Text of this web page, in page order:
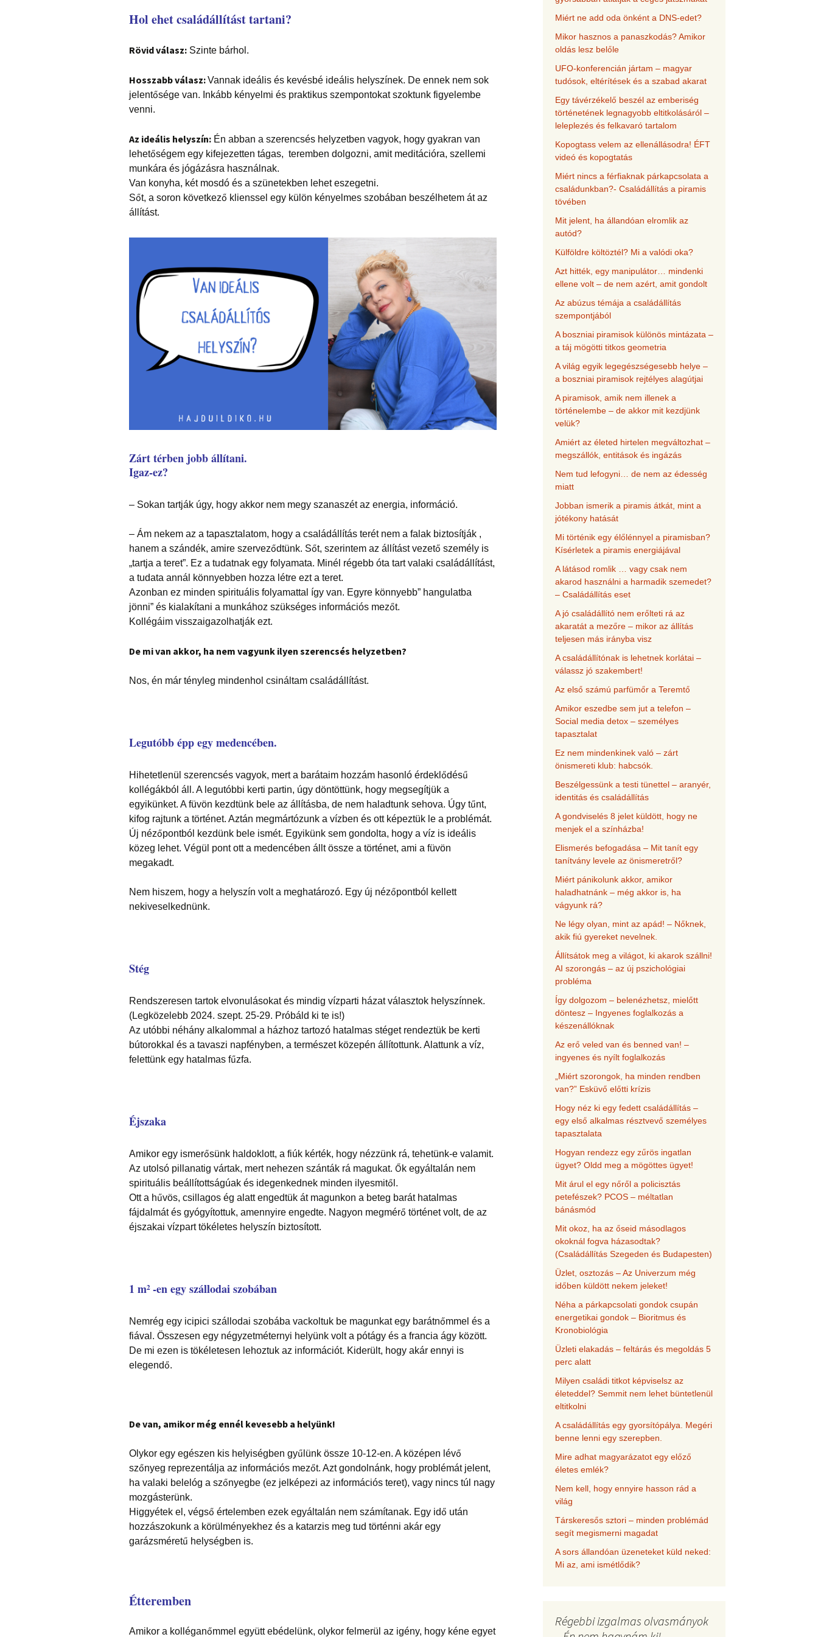
Hol ehet családállítást tartani?
Rövid válasz: Szinte bárhol.
Hosszabb válasz:Vannak ideális és kevésbé ideális helyszínek. De ennek nem sok
jelentősége van. Inkább kényelmi és praktikus szempontokat szoktunk figyelembe
venni.
Az ideális helyszín: Én abban a szerencsés helyzetben vagyok, hogy gyakran van
lehetőségem egy kifejezetten tágas, teremben dolgozni, amit meditációra, szellemi
munkára és jógázásra használnak.
Van konyha, két mosdó és a szünetekben lehet eszegetni.
Sőt, a soron következő klienssel egy külön kényelmes szobában beszélhetem át az
állítást.
Zárt térben jobb állítani.
Igaz-ez?
– Sokan tartják úgy, hogy akkor nem megy szanaszét az energia, információ.
– Ám nekem az a tapasztalatom, hogy a családállítás terét nem a falak biztosítják ,
hanem a szándék, amire szerveződtünk. Sőt, szerintem az állítást vezető személy is
„tartja a teret”. Ez a tudatnak egy folyamata. Minél régebb óta tart valaki családállítást,
a tudata annál könnyebben hozza létre ezt a teret.
Azonban ez minden spirituális folyamattal így van. Egyre könnyebb” hangulatba
jönni” és kialakítani a munkához szükséges információs mezőt.
Kollégáim visszaigazolhatják ezt.
De mi van akkor, ha nem vagyunk ilyen szerencsés helyzetben?
Nos, én már tényleg mindenhol csináltam családállítást.
Legutóbb épp egy medencében.
Hihetetlenül szerencsés vagyok, mert a barátaim hozzám hasonló érdeklődésű
kollégákból áll. A legutóbbi kerti partin, úgy döntöttünk, hogy megsegítjük a
egyikünket. A füvön kezdtünk bele az állításba, de nem haladtunk sehova. Úgy tűnt,
kifog rajtunk a történet. Aztán megmártózunk a vízben és ott képeztük le a problémát.
Új nézőpontból kezdünk bele ismét. Egyikünk sem gondolta, hogy a víz is ideális
közeg lehet. Végül pont ott a medencében állt össze a történet, ami a füvön
megakadt.
Nem hiszem, hogy a helyszín volt a meghatározó. Egy új nézőpontból kellett
nekiveselkednünk.
Stég
Rendszeresen tartok elvonulásokat és mindig vízparti házat választok helyszínnek.
(Legközelebb 2024. szept. 25-29. Próbáld ki te is!)
Az utóbbi néhány alkalommal a házhoz tartozó hatalmas stéget rendeztük be kerti
bútorokkal és a tavaszi napfényben, a természet közepén állítottunk. Alattunk a víz,
felettünk egy hatalmas fűzfa.
Éjszaka
Amikor egy ismerősünk haldoklott, a fiúk kérték, hogy nézzünk rá, tehetünk-e valamit.
Az utolsó pillanatig vártak, mert nehezen szánták rá magukat. Ők egyáltalán nem
spirituális beállítottságúak és idegenkednek minden ilyesmitől.
Ott a hűvös, csillagos ég alatt engedtük át magunkon a beteg barát hatalmas
fájdalmát és gyógyítottuk, amennyire engedte. Nagyon megmérő történet volt, de az
éjszakai vízpart tökéletes helyszín biztosított.
1 m² -en egy szállodai szobában
Nemrég egy icipici szállodai szobába vackoltuk be magunkat egy barátnőmmel és a
fiával. Összesen egy négyzetméternyi helyünk volt a pótágy és a francia ágy között.
De mi ezen is tökéletesen lehoztuk az információt. Kiderült, hogy akár ennyi is
elegendő.
De van, amikor még ennél kevesebb a helyünk!
Olykor egy egészen kis helyiségben gyűlünk össze 10-12-en. A középen lévő
szőnyeg reprezentálja az információs mezőt. Azt gondolnánk, hogy problémát jelent,
ha valaki belelóg a szőnyegbe (ez jelképezi az információs teret), vagy nincs túl nagy
mozgásterünk.
Higgyétek el, végső értelemben ezek egyáltalán nem számítanak. Egy idő után
hozzászokunk a körülményekhez és a katarzis meg tud történni akár egy
garázsméretű helységben is.
Étteremben
Amikor a kolléganőmmel együtt ebédelünk, olykor felmerül az igény, hogy kéne egyet
Miért ne add oda önként a DNS-edet?
Mikor hasznos a panaszkodás? Amikor
oldás lesz belőle
UFO-konferencián jártam – magyar
tudósok, eltérítések és a szabad akarat
Egy távérzékelő beszél az emberiség
történetének legnagyobb eltitkolásáról –
leleplezés és felkavaró tartalom
Kopogtass velem az ellenállásodra! ÉFT
videó és kopogtatás
Miért nincs a férfiaknak párkapcsolata a
családunkban?- Családállítás a piramis
tövében
Mit jelent, ha állandóan elromlik az
autód?
Külföldre költöztél? Mi a valódi oka?
Azt hitték, egy manipulátor… mindenki
ellene volt – de nem azért, amit gondolt
Az abúzus témája a családállítás
szempontjából
A boszniai piramisok különös mintázata –
a táj mögötti titkos geometria
A világ egyik legegészségesebb helye –
a boszniai piramisok rejtélyes alagútjai
A piramisok, amik nem illenek a
történelembe – de akkor mit kezdjünk
velük?
Amiért az életed hirtelen megváltozhat –
megszállók, entitások és ingázás
Nem tud lefogyni… de nem az édesség
miatt
Jobban ismerik a piramis átkát, mint a
jótékony hatását
Mi történik egy élőlénnyel a piramisban?
Kísérletek a piramis energiájával
A látásod romlik … vagy csak nem
akarod használni a harmadik szemedet?
– Családállítás eset
A jó családállító nem erőlteti rá az
akaratát a mezőre – mikor az állítás
teljesen más irányba visz
A családállítónak is lehetnek korlátai –
válassz jó szakembert!
Az első számú parfümőr a Teremtő
Amikor eszedbe sem jut a telefon –
Social media detox – személyes
tapasztalat
Ez nem mindenkinek való – zárt
önismereti klub: habcsók.
Beszélgessünk a testi tünettel – aranyér,
identitás és családállítás
A gondviselés 8 jelet küldött, hogy ne
menjek el a színházba!
Elismerés befogadása – Mit tanít egy
tanítvány levele az önismeretről?
Miért pánikolunk akkor, amikor
haladhatnánk – még akkor is, ha
vágyunk rá?
Ne légy olyan, mint az apád! – Nőknek,
akik fiú gyereket nevelnek.
Állítsátok meg a világot, ki akarok szállni!
AI szorongás – az új pszichológiai
probléma
Így dolgozom – belenézhetsz, mielőtt
döntesz – Ingyenes foglalkozás a
készenállóknak
Az erő veled van és benned van! –
ingyenes és nyílt foglalkozás
„Miért szorongok, ha minden rendben
van?” Esküvő előtti krízis
Hogy néz ki egy fedett családállítás –
egy első alkalmas résztvevő személyes
tapasztalata
Hogyan rendezz egy zűrös ingatlan
ügyet? Oldd meg a mögöttes ügyet!
Mit árul el egy nőről a policisztás
petefészek? PCOS – méltatlan
bánásmód
Mit okoz, ha az őseid másodlagos
okoknál fogva házasodtak?
(Családállítás Szegeden és Budapesten)
Üzlet, osztozás – Az Univerzum még
időben küldött nekem jeleket!
Néha a párkapcsolati gondok csupán
energetikai gondok – Bioritmus és
Kronobiológia
Üzleti elakadás – feltárás és megoldás 5
perc alatt
Milyen családi titkot képviselsz az
életeddel? Semmit nem lehet büntetlenül
eltitkolni
A családállítás egy gyorsítópálya. Megéri
benne lenni egy szerepben.
Mire adhat magyarázatot egy előző
életes emlék?
Nem kell, hogy ennyire hasson rád a
világ
Társkeresős sztori – minden problémád
segít megismerni magadat
A sors állandóan üzeneteket küld neked:
Mi az, ami ismétlődik?
Régebbi izgalmas olvasmányok